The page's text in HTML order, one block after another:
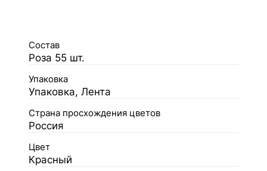
Состав
Роза 55 шт.
Упаковка
Упаковка, Лента
Страна просхождения цветов
Россия
Цвет
Красный